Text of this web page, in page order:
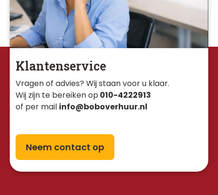
Klantenservice
Vragen of advies? Wij staan voor u klaar.
Wij zijn te bereiken op 010-4222913
of per mail info@boboverhuur.nl
Neem contact op